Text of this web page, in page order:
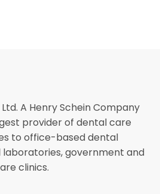
A Henry Schein Company
provider of dental care
to office-based dental
government and
clinics.